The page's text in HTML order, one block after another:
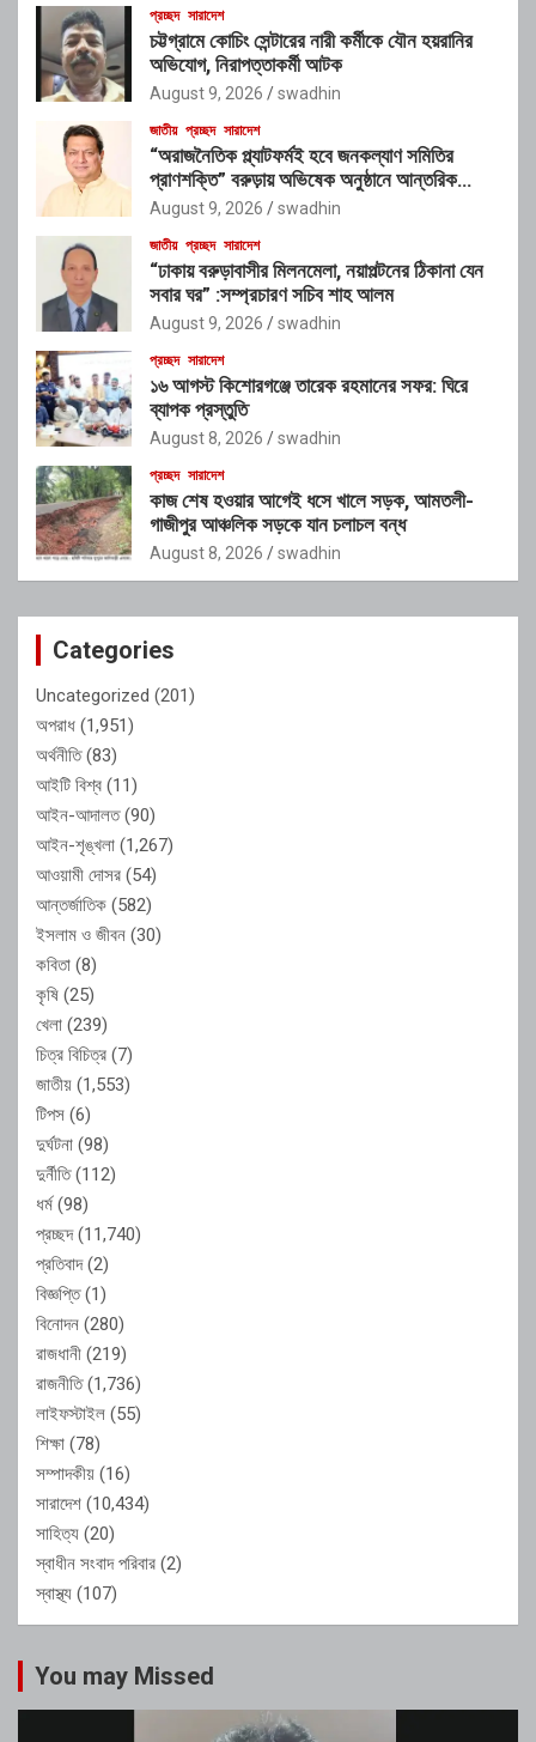
প্রচ্ছদ সারাদেশ
চট্টগ্রামে কোচিং সেন্টারের নারী কর্মীকে যৌন হয়রানির
অভিযোগ, নিরাপত্তাকর্মী আটক
August 9, 2026 swadhin
জাতীয় প্রচ্ছদ সারাদেশ
“অরাজনৈতিক প্ল্যাটফর্মই হবে জনকল্যাণ সমিতির
প্রাণশক্তি” বরুড়ায় অভিষেক অনুষ্ঠানে আন্তরিক
প্রতিশ্রুতিতে মুখর গৃহায়ণমন্ত্রী জাকারিয়া তাহের
August 9, 2026 swadhin
জাতীয় প্রচ্ছদ সারাদেশ
“ঢাকায় বরুড়াবাসীর মিলনমেলা, নয়াপল্টনের ঠিকানা যেন
সবার ঘর” :সম্প্রচারণ সচিব শাহ আলম
August 9, 2026 swadhin
প্রচ্ছদ সারাদেশ
১৬ আগস্ট কিশোরগঞ্জে তারেক রহমানের সফর: ঘিরে
ব্যাপক প্রস্তুতি
August 8, 2026 swadhin
প্রচ্ছদ সারাদেশ
কাজ শেষ হওয়ার আগেই ধসে খালে সড়ক, আমতলী-
গাজীপুর আঞ্চলিক সড়কে যান চলাচল বন্ধ
August 8, 2026 swadhin
Categories
Uncategorized (201)
অপরাধ (1,951)
অর্থনীতি(83)
আইটি বিশ্ব (11)
আইন-আদালত(90)
আইন-শৃঙ্খলা (1,267)
আওয়ামী দোসর (54)
আন্তর্জাতিক (582)
ইসলাম ও জীবন (30)
কবিতা (8)
কৃষি (25)
খেলা (239)
চিত্র বিচিত্র (7)
জাতীয় (1,553)
টিপস (6)
দুর্ঘটনা (98)
দুর্নীতি(112)
ধর্ম(98)
প্রচ্ছদ(11,740)
প্রতিবাদ(2)
বিজ্ঞপ্তি(1)
বিনোদন (280)
রাজধানী (219)
রাজনীতি(1,736)
লাইফস্টাইল (55)
শিক্ষা (78)
সম্পাদকীয় (16)
সারাদেশ (10,434)
সাহিত্য (20)
স্বাধীন সংবাদ পরিবার (2)
স্বাস্থ্য (107)
You may Missed